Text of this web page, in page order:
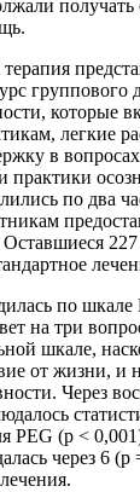
группового
которые
легкие
в
практики
по два
227
по шкале
на три
шкале,
от жизни, и
Через
PEG (p <
через 6